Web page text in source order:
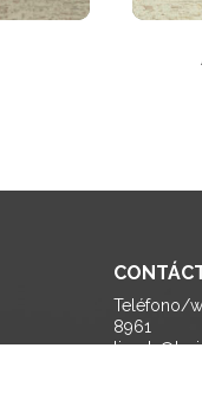
Teléfono/
8961